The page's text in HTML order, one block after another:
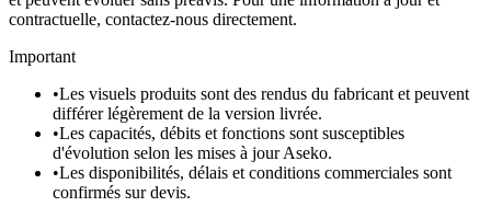
contractuelle, contactez-nous directement.
Important
•Les visuels produits sont des rendus du fabricant et peuvent
différer légèrement de la version livrée.
•Les capacités, débits et fonctions sont susceptibles
d'évolution selon les mises à jour Aseko.
•Les disponibilités, délais et conditions commerciales sont
confirmés sur devis.